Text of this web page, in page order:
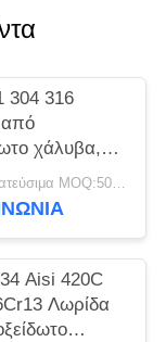
304 316
από
χάλυβα,
ακριβείας,
Διαπραγματεύσιμα MOQ:500 κλ
Aisi 420C
Λωρίδα